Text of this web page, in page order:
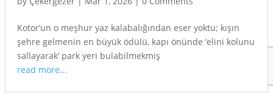
Kotor’un o meşhur yaz kalabalığından eser yoktu; kışın
şehre gelmenin en büyük ödülü, kapı önünde ‘elini kolunu
sallayarak’ park yeri bulabilmekmiş
read more...